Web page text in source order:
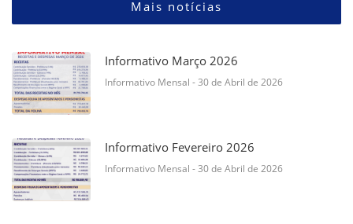
Mais notícias
Informativo Março 2026
Informativo Mensal - 30 de Abril de 2026
Informativo Fevereiro 2026
Informativo Mensal - 30 de Abril de 2026